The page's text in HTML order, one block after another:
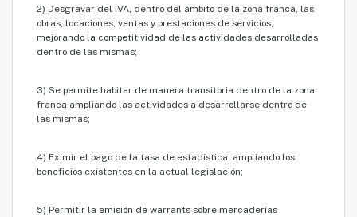
2) Desgravar del IVA, dentro del ámbito de la zona franca, las
obras, locaciones, ventas y prestaciones de servicios,
mejorando la competitividad de las actividades desarrolladas
dentro de las mismas;
3) Se permite habitar de manera transitoria dentro de la zona
franca ampliando las actividades a desarrollarse dentro de
las mismas;
4) Eximir el pago de la tasa de estadística, ampliando los
beneficios existentes en la actual legislación;
5) Permitir la emisión de warrants sobre mercaderías